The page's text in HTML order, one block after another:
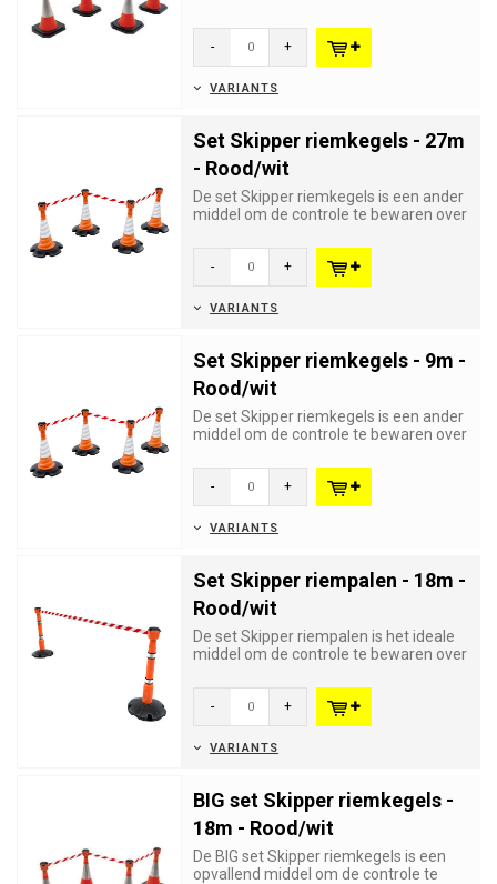
- +
VARIANTS
Set Skipper riemkegels - 27m
- Rood/wit
De set Skipper riemkegels is een ander
middel om de controle te bewaren over
- +
VARIANTS
Set Skipper riemkegels - 9m -
Rood/wit
De set Skipper riemkegels is een ander
middel om de controle te bewaren over
- +
VARIANTS
Set Skipper riempalen - 18m -
Rood/wit
De set Skipper riempalen is het ideale
middel om de controle te bewaren over
- +
VARIANTS
BIG set Skipper riemkegels -
18m - Rood/wit
De BIG set Skipper riemkegels is een
opvallend middel om de controle te